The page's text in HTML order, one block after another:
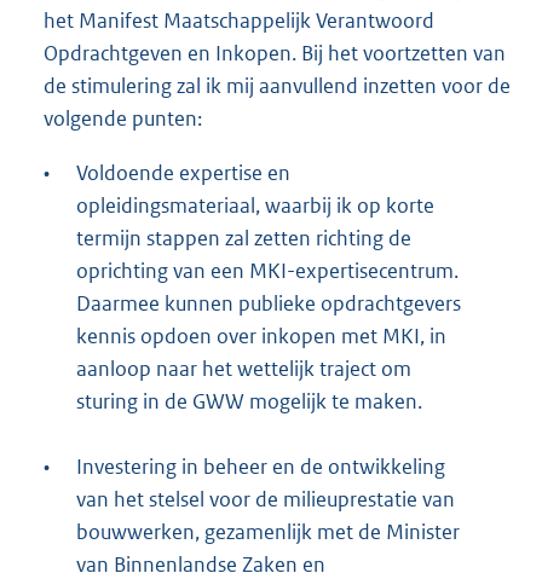
het Manifest Maatschappelijk Verantwoord
Opdrachtgeven en Inkopen. Bij het voortzetten van
de stimulering zal ik mij aanvullend inzetten voor de
volgende punten:
•
Voldoende expertise en
opleidingsmateriaal, waarbij ik op korte
termijn stappen zal zetten richting de
oprichting van een MKI-expertisecentrum.
Daarmee kunnen publieke opdrachtgevers
kennis opdoen over inkopen met MKI, in
aanloop naar het wettelijk traject om
sturing in de GWW mogelijk te maken.
•
Investering in beheer en de ontwikkeling
van het stelsel voor de milieuprestatie van
bouwwerken, gezamenlijk met de Minister
van Binnenlandse Zaken en